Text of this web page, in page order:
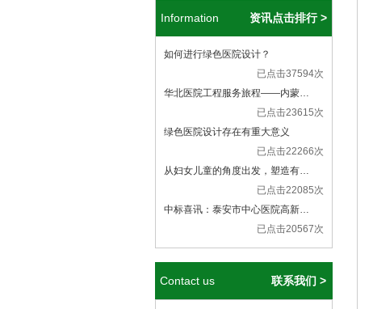
Information 资讯点击排行 >
如何进行绿色医院设计？
已点击37594次
华北医院工程服务旅程——内蒙…
已点击23615次
绿色医院设计存在有重大意义
已点击22266次
从妇女儿童的角度出发，塑造有…
已点击22085次
中标喜讯：泰安市中心医院高新…
已点击20567次
Contact us 联系我们 >